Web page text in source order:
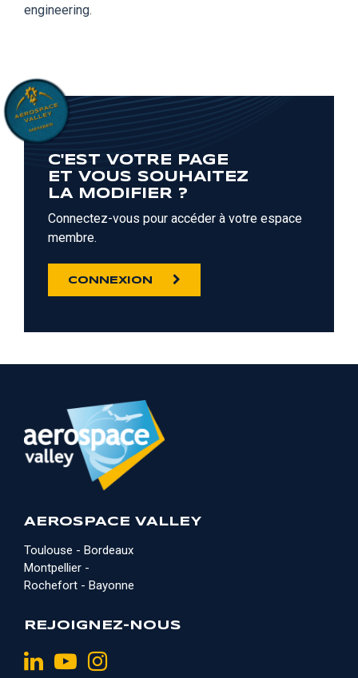
engineering.
C'EST VOTRE PAGE
ET VOUS SOUHAITEZ
LA MODIFIER ?
Connectez-vous pour accéder à votre espace
membre.
CONNEXION
AEROSPACE VALLEY
Toulouse - Bordeaux
Montpellier -
Rochefort - Bayonne
REJOIGNEZ-NOUS